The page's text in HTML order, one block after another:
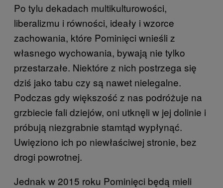
Po tylu dekadach multikulturowości,
liberalizmu i równości, ideały i wzorce
zachowania, które Pominięci wnieśli z
własnego wychowania, bywają nie tylko
przestarzałe. Niektóre z nich postrzega się
dziś jako tabu czy są nawet nielegalne.
Podczas gdy większość z nas podróżuje na
grzbiecie fali dziejów, oni utknęli w jej dolinie i
próbują niezgrabnie stamtąd wypłynąć.
Uwięziono ich po niewłaściwej stronie, bez
drogi powrotnej.
Jednak w 2015 roku Pominięci będą mieli